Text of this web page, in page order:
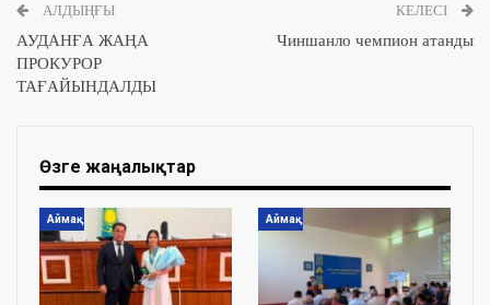
АЛДЫҢҒЫ
АУДАНҒА ЖАҢА
ПРОКУРОР
ТАҒАЙЫНДАЛДЫ
КЕЛЕСІ
Чиншанло чемпион атанды
Өзге жаңалықтар
Аймақ Аймақ